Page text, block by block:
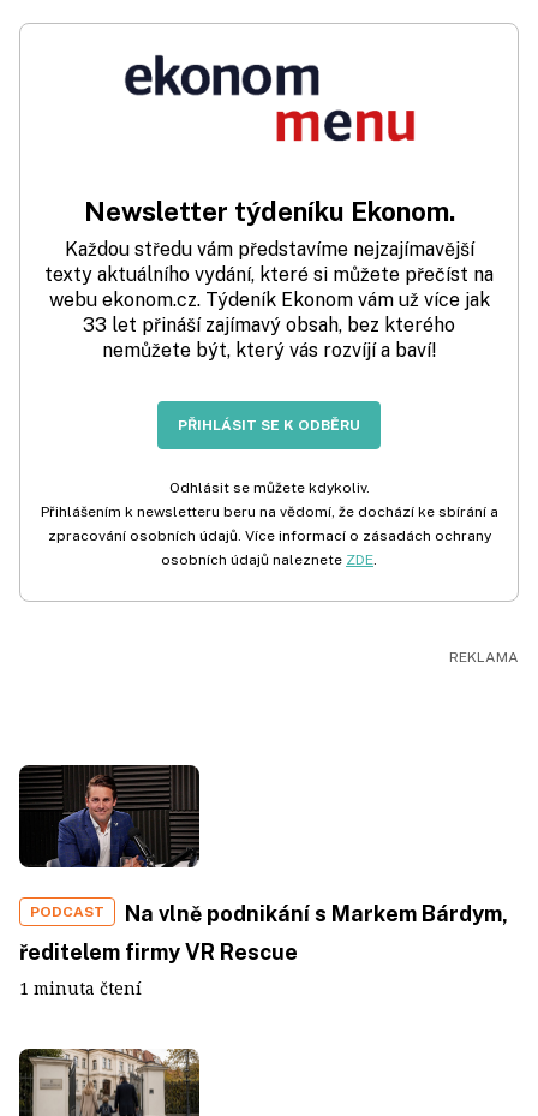
Newsletter týdeníku Ekonom.
Každou středu vám představíme nejzajímavější
texty aktuálního vydání, které si můžete přečíst na
webu ekonom.cz. Týdeník Ekonom vám už více jak
33 let přináší zajímavý obsah, bez kterého
nemůžete být, který vás rozvíjí a baví!
PŘIHLÁSIT SE K ODBĚRU
Odhlásit se můžete kdykoliv.
Přihlášením k newsletteru beru na vědomí, že dochází ke sbírání a
zpracování osobních údajů. Více informací o zásadách ochrany
osobních údajů naleznete ZDE.
PODCAST
Na vlně podnikání s Markem Bárdym,
ředitelem firmy VR Rescue
1 minuta čtení